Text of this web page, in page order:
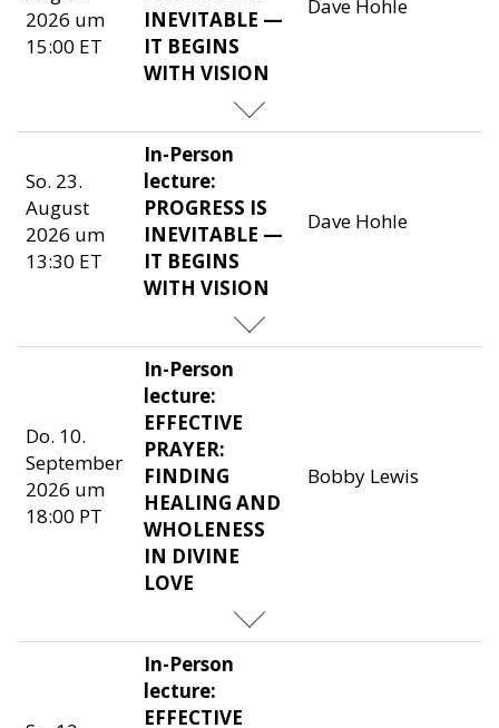
2026 um
15:00 ET
INEVITABLE —
IT BEGINS
WITH VISION
Dave Hohle
So. 23.
August
2026 um
13:30 ET
In-Person
lecture:
PROGRESS IS
INEVITABLE —
IT BEGINS
WITH VISION
Dave Hohle
Do. 10.
September
2026 um
18:00 PT
In-Person
lecture:
EFFECTIVE
PRAYER:
FINDING
HEALING AND
WHOLENESS
IN DIVINE
LOVE
Bobby Lewis
In-Person
lecture:
EFFECTIVE